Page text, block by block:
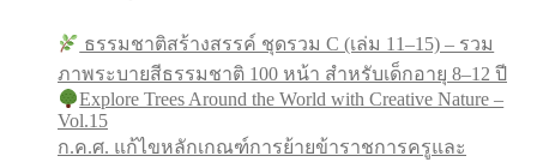
ธรรมชาติสร้างสรรค์ ชุดรวม C (เล่ม 11–15) – รวม
ภาพระบายสีธรรมชาติ 100 หน้า สำหรับเด็กอายุ 8–12 ปี
Explore Trees Around the World with Creative Nature –
Vol.15
ก.ค.ศ. แก้ไขหลักเกณฑ์การย้ายข้าราชการครูและ